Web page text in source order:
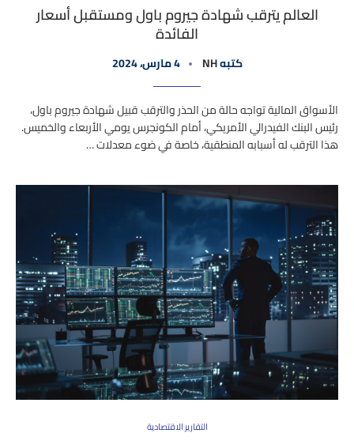
العالم يترقب شهادة جيروم باول ومستقبل أسعار
الفائدة
كتبهNH 4 مارس، 2024
الأسواق المالية تواجه حالة من الحذر والترقب قبيل شهادة جيروم باول،
رئيس البنك الفيدرالي الأمريكي، أمام الكونجرس يومي الأربعاء والخميس.
هذا الترقب له أسبابه المنطقية، خاصة في ضوء معدلات …
التقارير الاقتصادية